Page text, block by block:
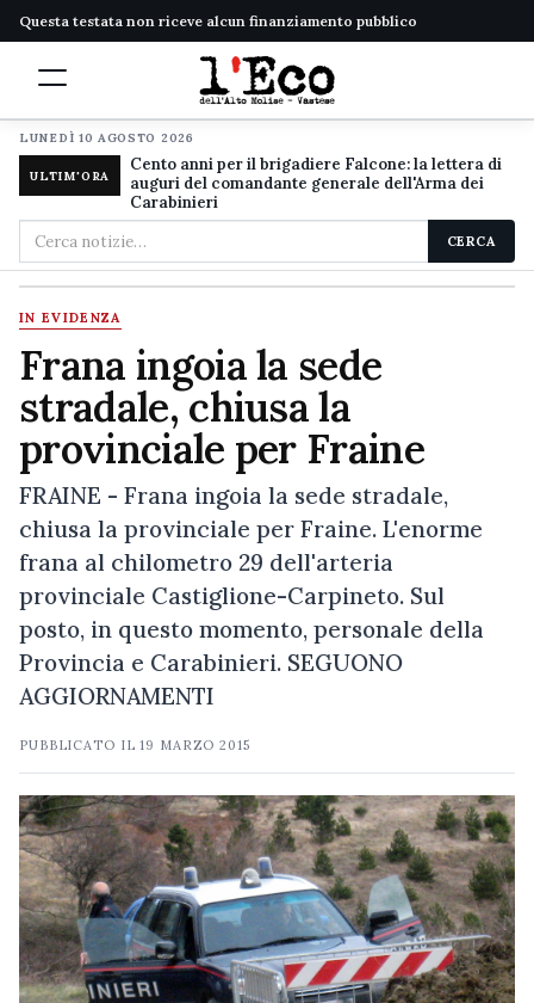
Questa testata non riceve alcun finanziamento pubblico
LUNEDÌ 10 AGOSTO 2026
ULTIM'ORA
Cento anni per il brigadiere Falcone: la lettera di
auguri del comandante generale dell'Arma dei
Carabinieri
Cerca
nel
sito
CERCA
IN EVIDENZA
Frana ingoia la sede
stradale, chiusa la
provinciale per Fraine
FRAINE - Frana ingoia la sede stradale,
chiusa la provinciale per Fraine. L'enorme
frana al chilometro 29 dell'arteria
provinciale Castiglione-Carpineto. Sul
posto, in questo momento, personale della
Provincia e Carabinieri. SEGUONO
AGGIORNAMENTI
PUBBLICATO IL19 MARZO 2015